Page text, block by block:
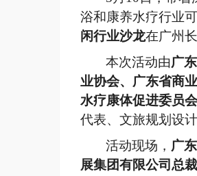
浴和康养水疗行业
闲行业沙龙在广州
本次活动由广
业协会、广东省商
水疗康体促进委员会
代表、文旅规划设
活动现场， 广
展集团有限公司 总